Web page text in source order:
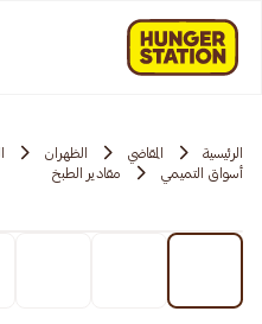
الرئيسية المقاضي الظهران
أسواق التميمي
مقادير الطبخ